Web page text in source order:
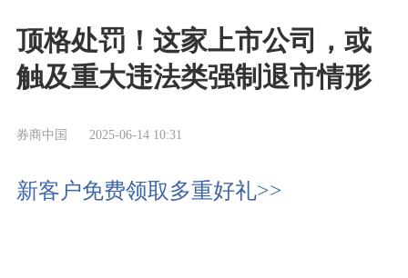
顶格处罚！这家上市公司，或
触及重大违法类强制退市情形
券商中国 2025-06-14 10:31
新客户免费领取多重好礼>>